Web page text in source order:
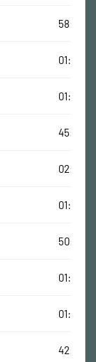
58:54
45:16
50:13
42:08